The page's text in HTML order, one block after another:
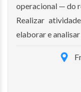
operacional — do
Realizar
elaborar e analisar